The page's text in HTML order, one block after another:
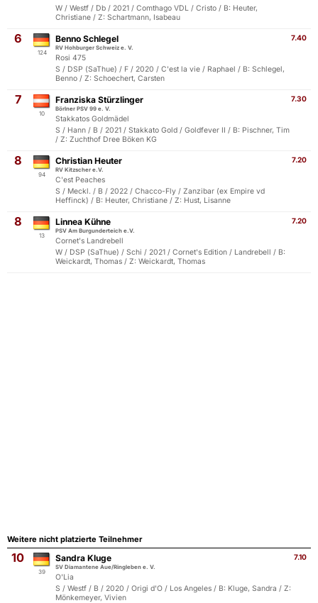
W / Westf / Db / 2021 / Comthago VDL / Cristo / B: Heuter,
Christiane / Z: Schartmann, Isabeau
6
124
7.40
Benno Schlegel
RV Hohburger Schweiz e. V.
Rosi 475
S / DSP (SaThue) / F / 2020 / C'est la vie / Raphael / B: Schlegel,
Benno / Z: Schoechert, Carsten
7
10
7.30
Franziska Stürzlinger
Börlner PSV 99 e. V.
Stakkatos Goldmädel
S / Hann / B / 2021 / Stakkato Gold / Goldfever II / B: Pischner, Tim
/ Z: Zuchthof Dree Böken KG
8
94
7.20
Christian Heuter
RV Kitzscher e.V.
C'est Peaches
S / Meckl. / B / 2022 / Chacco-Fly / Zanzibar (ex Empire vd
Heffinck) / B: Heuter, Christiane / Z: Hust, Lisanne
8
13
7.20
Linnea Kühne
PSV Am Burgunderteich e.V.
Cornet's Landrebell
W / DSP (SaThue) / Schi / 2021 / Cornet's Edition / Landrebell / B:
Weickardt, Thomas / Z: Weickardt, Thomas
Weitere nicht platzierte Teilnehmer
10
39
7.10
Sandra Kluge
SV Diamantene Aue/Ringleben e. V.
O'Lia
S / Westf / B / 2020 / Origi d'O / Los Angeles / B: Kluge, Sandra / Z:
Mönkemeyer, Vivien